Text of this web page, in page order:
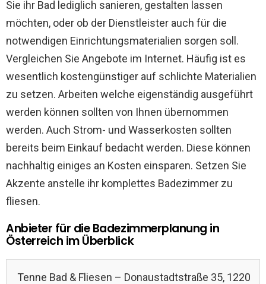
Sie ihr Bad lediglich sanieren, gestalten lassen
möchten, oder ob der Dienstleister auch für die
notwendigen Einrichtungsmaterialien sorgen soll.
Vergleichen Sie Angebote im Internet. Häufig ist es
wesentlich kostengünstiger auf schlichte Materialien
zu setzen. Arbeiten welche eigenständig ausgeführt
werden können sollten von Ihnen übernommen
werden. Auch Strom- und Wasserkosten sollten
bereits beim Einkauf bedacht werden. Diese können
nachhaltig einiges an Kosten einsparen. Setzen Sie
Akzente anstelle ihr komplettes Badezimmer zu
fliesen.
Anbieter für die Badezimmerplanung in
Österreich im Überblick
Tenne Bad & Fliesen – Donaustadtstraße 35, 1220